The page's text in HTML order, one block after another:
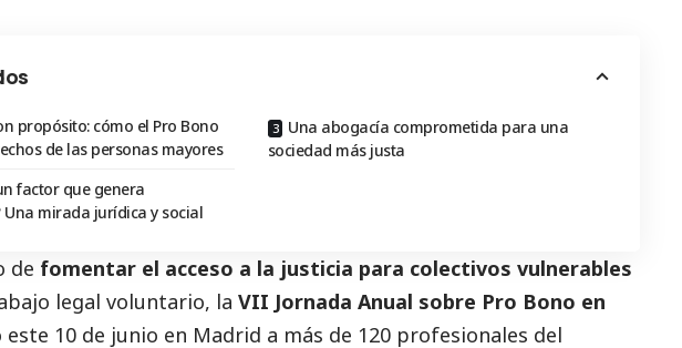
propósito: cómo el Pro Bono
de las personas mayores
factor que genera
mirada jurídica y social
Una abogacía comprometida para una
sociedad más justa
de fomentar el acceso a la justicia para colectivos vulnerables
legal voluntario, la VII Jornada Anual sobre Pro Bono en
este 10 de junio en Madrid a más de 120 profesionales del